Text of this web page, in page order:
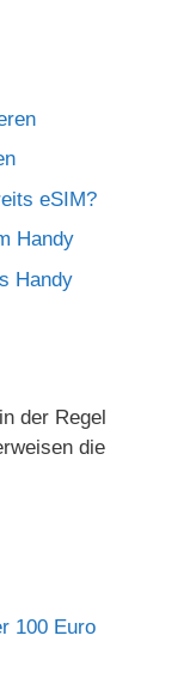
eSIM?
Handy
Handy
der Regel
die
100 Euro